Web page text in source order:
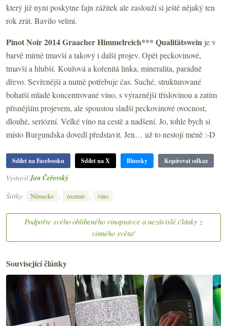
který již nyní poskytne fajn zážitek ale zaslouží si ještě nějaký ten
rok zrát. Bavilo velmi.
Pinot Noir 2014 Graacher Himmelreich*** Qualitätswein je v
barvě mírně tmavší a takový i další projev. Opět peckovinové,
tmavší a hlubší. Kouřová a kořenitá linka, mineralita, parádně
dřevo. Sevřenější a nutně potřebuje čas. Suché, strukturované
bohatší mladé koncentrované víno, s výraznější tříslovinou a zatím
přísnějším projevem, ale spoustou sladší peckovinové ovocnost,
dlouhé, seriózní. Velké víno na cestě a nadšení. Jo, tohle bych si
místo Burgundska dovedl představit. Jen… už to nestojí méně :-D
Sdílet na Facebooku Sdílet na X Bluesky Kopírovat odkaz
Vystavil Jan Čeřovský
Štítky:
Německo , recenze , víno
Podpořte svého oblíbeného vínopsavce a nezávislé články z
vinného světa!
Související články